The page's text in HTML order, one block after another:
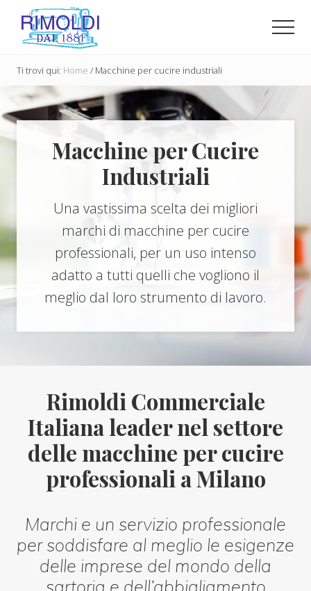
Passa
contenuto
Passa
barra
Passa
negozio
per
macchine
per
cucire
Ti trovi qui: Home / Macchine per cucire industriali
Macchine per Cucire
Industriali
Una vastissima scelta dei migliori
marchi di macchine per cucire
professionali, per un uso intenso
adatto a tutti quelli che vogliono il
meglio dal loro strumento di lavoro.
Rimoldi Commerciale
Italiana leader nel settore
delle macchine per cucire
professionali a Milano
Marchi e un servizio professionale
per soddisfare al meglio le esigenze
delle imprese del mondo della
sartoria e dell’abbigliamento